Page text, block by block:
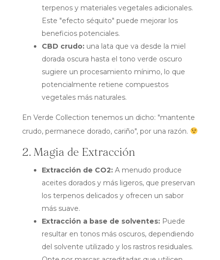
terpenos y materiales vegetales adicionales.
Este "efecto séquito" puede mejorar los
beneficios potenciales.
CBD crudo:una lata que va desde la miel
dorada oscura hasta el tono verde oscuro
sugiere un procesamiento mínimo, lo que
potencialmente retiene compuestos
vegetales más naturales.
En Verde Collection tenemos un dicho: "mantente
crudo, permanece dorado, cariño", por una razón.
2. Magia de Extracción
Extracción de CO2:A menudo produce
aceites dorados y más ligeros, que preservan
los terpenos delicados y ofrecen un sabor
más suave.
Extracción a base de solventes:Puede
resultar en tonos más oscuros, dependiendo
del solvente utilizado y los rastros residuales.